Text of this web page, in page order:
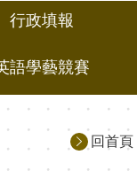
行政填報
語學藝競賽
回首頁